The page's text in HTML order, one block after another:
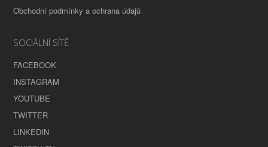
Obchodní podmínky a ochrana údajů
SOCIÁLNÍ SÍTĚ
FACEBOOK
INSTAGRAM
YOUTUBE
TWITTER
LINKEDIN